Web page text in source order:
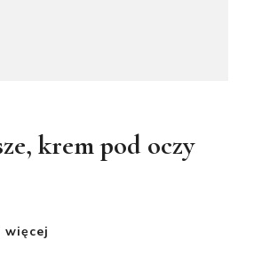
krem pod oczy
więcej